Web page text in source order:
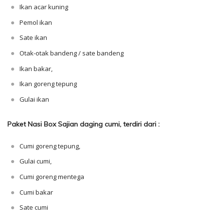
Ikan acar kuning
Pemol ikan
Sate ikan
Otak-otak bandeng / sate bandeng
Ikan bakar,
Ikan goreng tepung
Gulai ikan
Paket Nasi Box Sajian daging cumi, terdiri dari :
Cumi goreng tepung,
Gulai cumi,
Cumi goreng mentega
Cumi bakar
Sate cumi